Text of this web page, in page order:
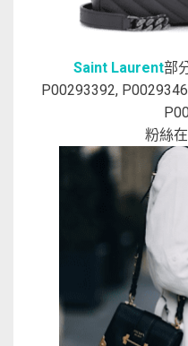
Saint Laurent部
P00293392,
粉絲